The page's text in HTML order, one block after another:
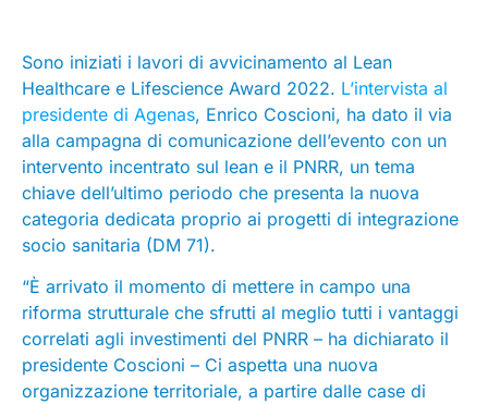
Sono iniziati i lavori di avvicinamento al Lean
Healthcare e Lifescience Award 2022. L’intervista al
presidente di Agenas, Enrico Coscioni, ha dato il via
alla campagna di comunicazione dell’evento con un
intervento incentrato sul lean e il PNRR, un tema
chiave dell’ultimo periodo che presenta la nuova
categoria dedicata proprio ai progetti di integrazione
socio sanitaria (DM 71).
“È arrivato il momento di mettere in campo una
riforma strutturale che sfrutti al meglio tutti i vantaggi
correlati agli investimenti del PNRR – ha dichiarato il
presidente Coscioni – Ci aspetta una nuova
organizzazione territoriale, a partire dalle case di